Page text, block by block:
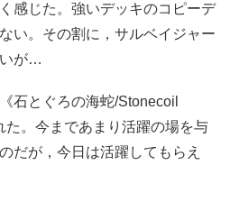
感じた。強いデッキのコピーデ
い。その割に，サルベイジャー
いが…
石とぐろの海蛇/Stonecoil
た。今まであまり活躍の場を与
だが，今日は活躍してもらえ